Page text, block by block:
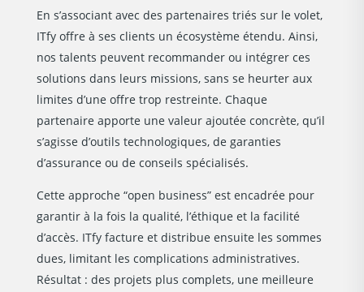
En s’associant avec des partenaires triés sur le volet,
ITfy offre à ses clients un écosystème étendu. Ainsi,
nos talents peuvent recommander ou intégrer ces
solutions dans leurs missions, sans se heurter aux
limites d’une offre trop restreinte. Chaque
partenaire apporte une valeur ajoutée concrète, qu’il
s’agisse d’outils technologiques, de garanties
d’assurance ou de conseils spécialisés.
Cette approche “open business” est encadrée pour
garantir à la fois la qualité, l’éthique et la facilité
d’accès. ITfy facture et distribue ensuite les sommes
dues, limitant les complications administratives.
Résultat : des projets plus complets, une meilleure